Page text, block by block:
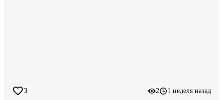
3 2 1 неделя назад